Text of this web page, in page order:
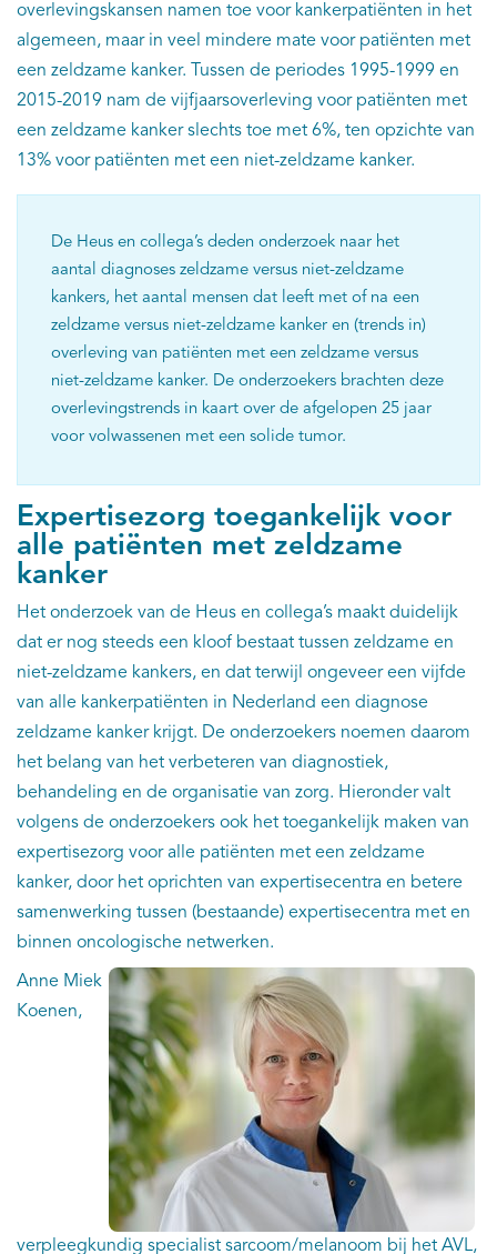
overlevingskansen namen toe voor kankerpatiënten in het
algemeen, maar in veel mindere mate voor patiënten met
een zeldzame kanker. Tussen de periodes 1995-1999 en
2015-2019 nam de vijfjaarsoverleving voor patiënten met
een zeldzame kanker slechts toe met 6%, ten opzichte van
13% voor patiënten met een niet-zeldzame kanker.
De Heus en collega’s deden onderzoek naar het
aantal diagnoses zeldzame versus niet-zeldzame
kankers, het aantal mensen dat leeft met of na een
zeldzame versus niet-zeldzame kanker en (trends in)
overleving van patiënten met een zeldzame versus
niet-zeldzame kanker. De onderzoekers brachten deze
overlevingstrends in kaart over de afgelopen 25 jaar
voor volwassenen met een solide tumor.
Expertisezorg toegankelijk voor
alle patiënten met zeldzame
kanker
Het onderzoek van de Heus en collega’s maakt duidelijk
dat er nog steeds een kloof bestaat tussen zeldzame en
niet-zeldzame kankers, en dat terwijl ongeveer een vijfde
van alle kankerpatiënten in Nederland een diagnose
zeldzame kanker krijgt. De onderzoekers noemen daarom
het belang van het verbeteren van diagnostiek,
behandeling en de organisatie van zorg. Hieronder valt
volgens de onderzoekers ook het toegankelijk maken van
expertisezorg voor alle patiënten met een zeldzame
kanker, door het oprichten van expertisecentra en betere
samenwerking tussen (bestaande) expertisecentra met en
binnen oncologische netwerken.
Anne Miek
Koenen,
verpleegkundig specialist sarcoom/melanoom bij het AVL,